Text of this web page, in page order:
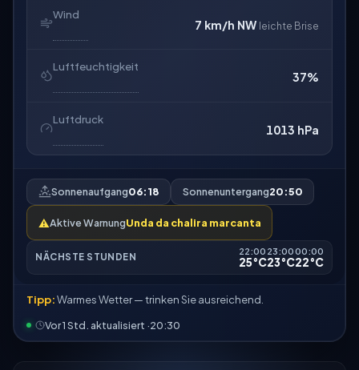
Wind
7 km/h NW leichte Brise
Luftfeuchtigkeit
37%
Luftdruck
1013 hPa
Sonnenaufgang06:18 Sonnenuntergang20:50
⚠️Aktive WarnungUnda da chalira marcanta
NÄCHSTE STUNDEN
22:00
25°C
23:00
23°C
00:00
22°C
Tipp:Warmes Wetter — trinken Sie ausreichend.
Vor 1 Std. aktualisiert ·20:30